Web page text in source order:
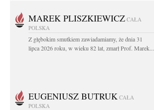
MAREK PLISZKIEWICZ CAŁA
POLSKA
Z głębokim smutkiem zawiadamiamy, że dnia 31
lipca 2026 roku, w wieku 82 lat, zmarł Prof. Marek...
EUGENIUSZ BUTRUK CAŁA
POLSKA